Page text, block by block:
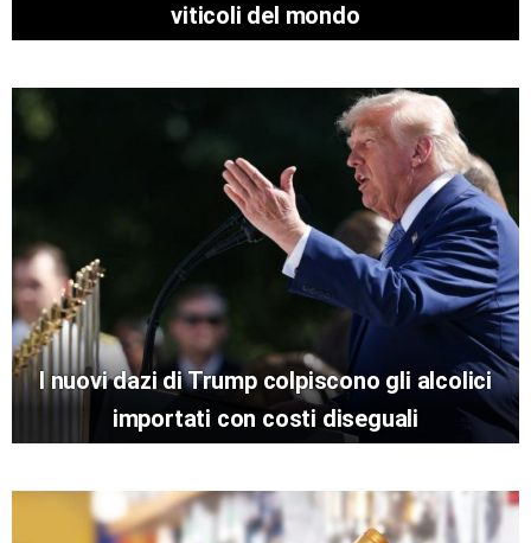
viticoli del mondo
I nuovi dazi di Trump colpiscono gli alcolici
importati con costi diseguali